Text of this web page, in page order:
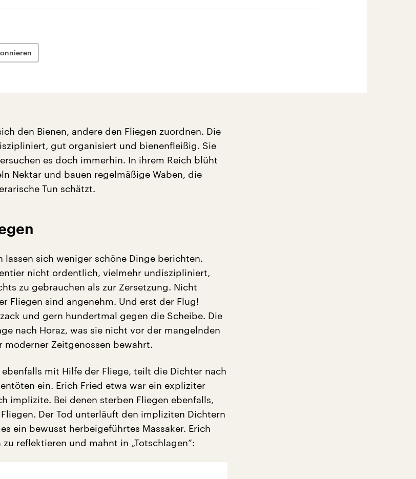
den Bienen, andere den Fliegen zuordnen. Die
gut organisiert und bienenfleißig. Sie
es doch immerhin. In ihrem Reich blüht
Nektar und bauen regelmäßige Waben, die
Tun schätzt.
lassen sich weniger schöne Dinge berichten.
nicht ordentlich, vielmehr undiszipliniert,
zu gebrauchen als zur Zersetzung. Nicht
Fliegen sind angenehm. Und erst der Flug!
und gern hundertmal gegen die Scheibe. Die
nach Horaz, was sie nicht vor der mangelnden
moderner Zeitgenossen bewahrt.
ebenfalls mit Hilfe der Fliege, teilt die Dichter nach
ein. Erich Fried etwa war ein expliziter
implizite. Bei denen sterben Fliegen ebenfalls,
Der Tod unterläuft den impliziten Dichtern
ein bewusst herbeigeführtes Massaker. Erich
reflektieren und mahnt in „Totschlagen“: